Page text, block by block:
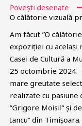
Povești desenate
O călătorie vizuală
Am făcut ”O
expoziției cu același
Casei de Cultură a
25 octombrie 2024.
mare greutate
realizate cu pasiune
”Grigore Moisil” și
Iancu” din Timișoara.